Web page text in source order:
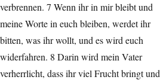
verbrennen. 7 Wenn ihr in mir bleibt und
meine Worte in euch bleiben, werdet ihr
bitten, was ihr wollt, und es wird euch
widerfahren. 8 Darin wird mein Vater
verherrlicht, dass ihr viel Frucht bringt und